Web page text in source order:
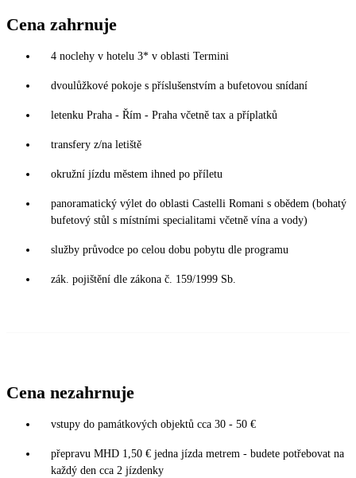
Cena zahrnuje
4 noclehy v hotelu 3* v oblasti Termini
dvoulůžkové pokoje s příslušenstvím a bufetovou snídaní
letenku Praha - Řím - Praha včetně tax a příplatků
transfery z/na letiště
okružní jízdu městem ihned po příletu
panoramatický výlet do oblasti Castelli Romani s obědem (bohatý
bufetový stůl s místními specialitami včetně vína a vody)
služby průvodce po celou dobu pobytu dle programu
zák. pojištění dle zákona č. 159/1999 Sb.
Cena nezahrnuje
vstupy do památkových objektů cca 30 - 50 €
přepravu MHD 1,50 € jedna jízda metrem - budete potřebovat na
každý den cca 2 jízdenky